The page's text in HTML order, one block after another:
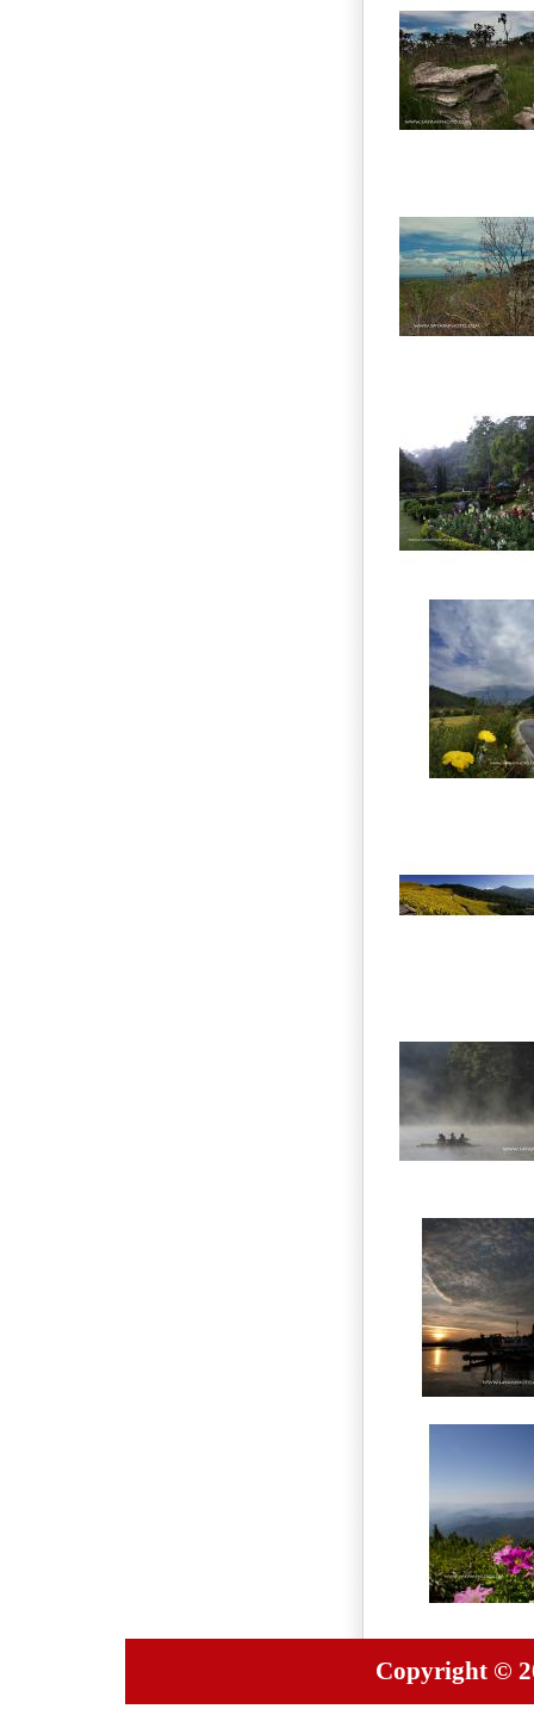
Copyright ©